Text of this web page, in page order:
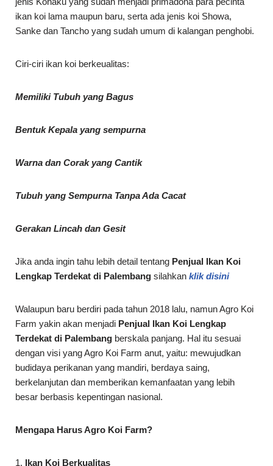
ikan koi lama maupun baru, serta ada jenis koi Showa,
Sanke dan Tancho yang sudah umum di kalangan penghobi.
Ciri-ciri ikan koi berkeualitas:
Memiliki Tubuh yang Bagus
Bentuk Kepala yang sempurna
Warna dan Corak yang Cantik
Tubuh yang Sempurna Tanpa Ada Cacat
Gerakan Lincah dan Gesit
Jika anda ingin tahu lebih detail tentang Penjual Ikan Koi
Lengkap Terdekat di Palembang silahkan klik disini
Walaupun baru berdiri pada tahun 2018 lalu, namun Agro Koi
Farm yakin akan menjadi Penjual Ikan Koi Lengkap
Terdekat di Palembang berskala panjang. Hal itu sesuai
dengan visi yang Agro Koi Farm anut, yaitu: mewujudkan
budidaya perikanan yang mandiri, berdaya saing,
berkelanjutan dan memberikan kemanfaatan yang lebih
besar berbasis kepentingan nasional.
Mengapa Harus Agro Koi Farm?
1. Ikan Koi Berkualitas